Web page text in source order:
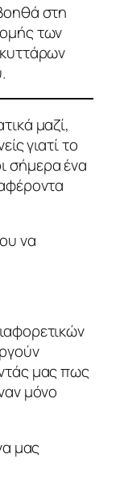
στη
των
μαζί,
γιατί το
σήμερα ένα
να
μας πως
μόνο
μας